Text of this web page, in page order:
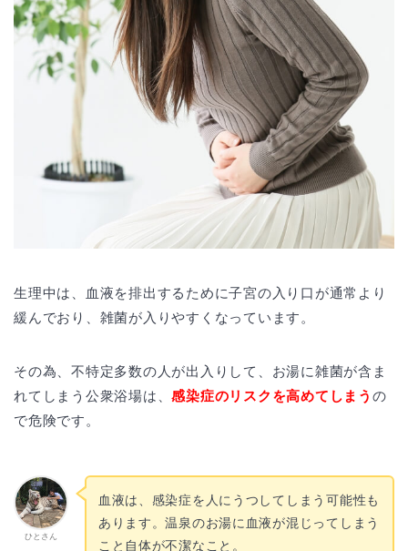
生理中は、血液を排出するために子宮の入り口が通常より
緩んでおり、雑菌が入りやすくなっています。
その為、不特定多数の人が出入りして、お湯に雑菌が含ま
れてしまう公衆浴場は、感染症のリスクを高めてしまうの
で危険です。
ひとさん
血液は、感染症を人にうつしてしまう可能性も
あります。温泉のお湯に血液が混じってしまう
こと自体が不潔なこと。